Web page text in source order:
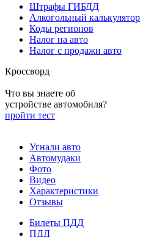
Штрафы ГИБДД
Алкогольный калькулятор
Коды регионов
Налог на авто
Налог с продажи авто
Кроссворд
Что вы знаете об
устройстве автомобиля?
пройти тест
Угнали авто
Автомудаки
Фото
Видео
Характеристики
Отзывы
Билеты ПДД
ПДД